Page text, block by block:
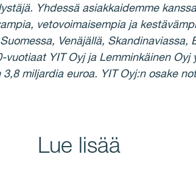
Yhdessä asiakkaidemme
vetovoimaisempia ja
Venäjällä, Skandinaviassa,
YIT Oyj ja Lemminkäinen
miljardia euroa. YIT Oyj:n osake
Lue lisää